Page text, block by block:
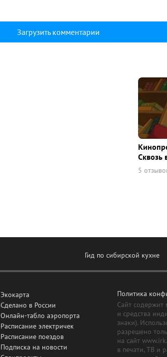
Загрузить комментарии
Сквозь
5
Гид по сибирской кухне
Экокарта
Сделано в России
Онлайн-табло аэропорта
Расписание электричек
Расписание поездов
Подписка на новости
Политика
Сайт содержит
и средства
знаки).
разрешено
на сайт
в печати, ТВ и